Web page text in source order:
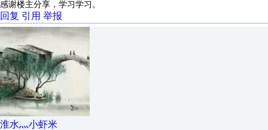
感谢楼主分享，学习学习。
回复 引用 举报
淮水灬小虾米